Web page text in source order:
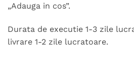
„Adauga in cos”.
Durata de executie 1-3 zile
livrare 1-2 zile lucratoare.